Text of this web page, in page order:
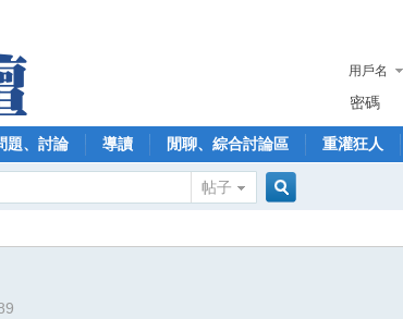
用戶名
密碼
題、討論 導讀 閒聊、綜合討論區 重灌狂人
帖子